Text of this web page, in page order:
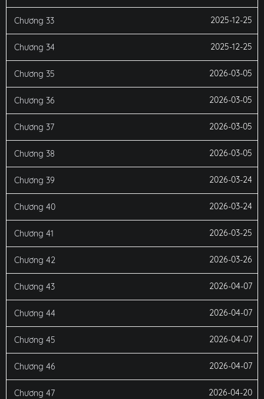
Chương 33 2025-12-25
Chương 34 2025-12-25
Chương 35 2026-03-05
Chương 36 2026-03-05
Chương 37 2026-03-05
Chương 38 2026-03-05
Chương 39 2026-03-24
Chương 40 2026-03-24
Chương 41 2026-03-25
Chương 42 2026-03-26
Chương 43 2026-04-07
Chương 44 2026-04-07
Chương 45 2026-04-07
Chương 46 2026-04-07
Chương 47 2026-04-20